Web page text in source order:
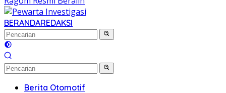
BERANDAREDAKSI
Berita Otomotif